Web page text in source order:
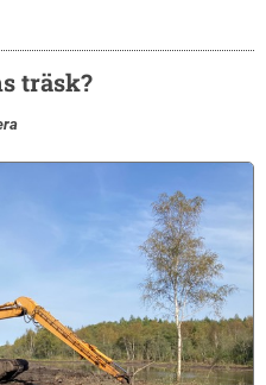
träsk?